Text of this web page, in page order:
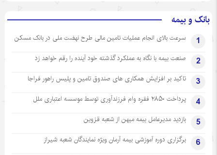
بانک و بیمه
1 سرعت بالای انجام عملیات تامین مالی طرح نهضت ملی در بانک مسکن
2 صنعت بیمه با نگاه به عملکرد گذشته خود آینده را رقم خواهد زد
3 تاکید بر افزایش همکاری های صندوق تامین و پلیس راهور فراجا
4 پرداخت ۲۸۵۰ فقره وام فرزندآوری توسط موسسه اعتباری ملل
5 بازدید مدیرعامل بیمه میهن از شعبه قزوین
6 برگزاری دوره آموزشی بیمه آرمان ویژه نمایندگان شعبه شیراز